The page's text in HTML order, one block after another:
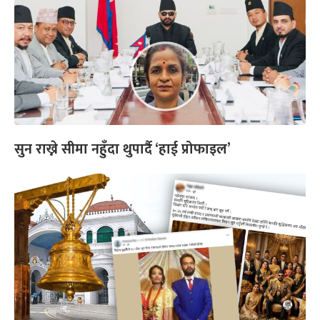
सुन राख्ने सीमा नहुँदा थुपार्दै ‘हाई प्रोफाइल’